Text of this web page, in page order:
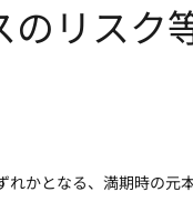
のリスク
かとなる、満期時の元